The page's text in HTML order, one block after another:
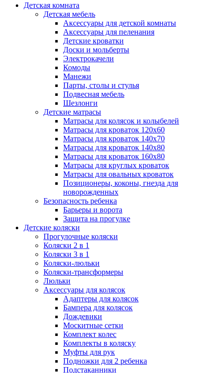
Детская комната
Детская мебель
Аксессуары для детской комнаты
Аксессуары для пеленания
Детские кроватки
Доски и мольберты
Электрокачели
Комоды
Манежи
Парты, столы и стулья
Подвесная мебель
Шезлонги
Детские матрасы
Матрасы для колясок и колыбелей
Матрасы для кроваток 120х60
Матрасы для кроваток 140х70
Матрасы для кроваток 140х80
Матрасы для кроваток 160х80
Матрасы для круглых кроваток
Матрасы для овальных кроваток
Позиционеры, коконы, гнезда для
новорожденных
Безопасность ребенка
Барьеры и ворота
Защита на прогулке
Детские коляски
Прогулочные коляски
Коляски 2 в 1
Коляски 3 в 1
Коляски-люльки
Коляски-трансформеры
Люльки
Аксессуары для колясок
Адаптеры для колясок
Бампера для колясок
Дождевики
Москитные сетки
Комплект колес
Комплекты в коляску
Муфты для рук
Подножки для 2 ребенка
Подстаканники